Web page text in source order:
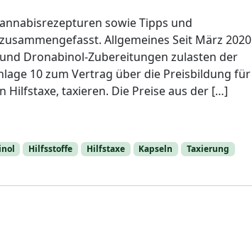
sowie Tipps und
Allgemeines Seit März 2020
Dronabinol-Zubereitungen zulasten der
10 zum Vertrag über die Preisbildung für
taxieren. Die Preise aus der […]
Hilfsstoffe Hilfstaxe Kapseln
Taxierung